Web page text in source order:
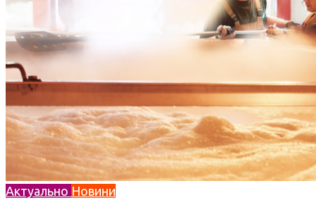
Актуально Новини